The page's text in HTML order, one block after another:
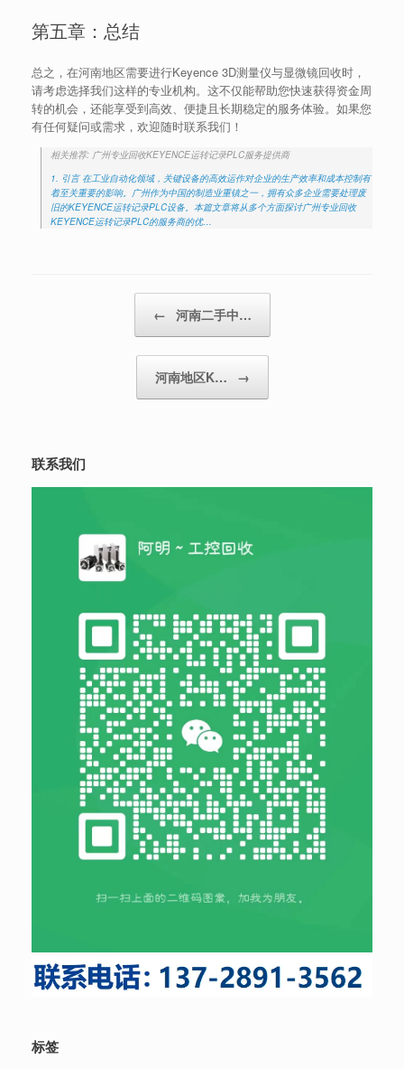
第五章：总结
总之，在河南地区需要进行Keyence 3D测量仪与显微镜回收时，
请考虑选择我们这样的专业机构。这不仅能帮助您快速获得资金周
转的机会，还能享受到高效、便捷且长期稳定的服务体验。如果您
有任何疑问或需求，欢迎随时联系我们！
相关推荐: 广州专业回收KEYENCE运转记录PLC服务提供商
1. 引言 在工业自动化领域，关键设备的高效运作对企业的生产效率和成本控制有
着至关重要的影响。广州作为中国的制造业重镇之一，拥有众多企业需要处理废
旧的KEYENCE运转记录PLC设备。本篇文章将从多个方面探讨广州专业回收
KEYENCE运转记录PLC的服务商的优…
← 河南二手中…
河南地区K… →
联系我们
标签